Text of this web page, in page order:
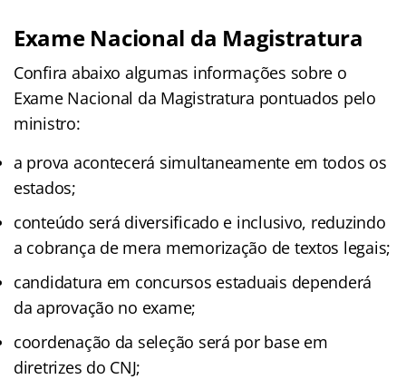
Exame Nacional da Magistratura
Confira abaixo algumas informações sobre o
Exame Nacional da Magistratura pontuados pelo
ministro:
a prova acontecerá simultaneamente em todos os
estados;
conteúdo será diversificado e inclusivo, reduzindo
a cobrança de mera memorização de textos legais;
candidatura em concursos estaduais dependerá
da aprovação no exame;
coordenação da seleção será por base em
diretrizes do CNJ;